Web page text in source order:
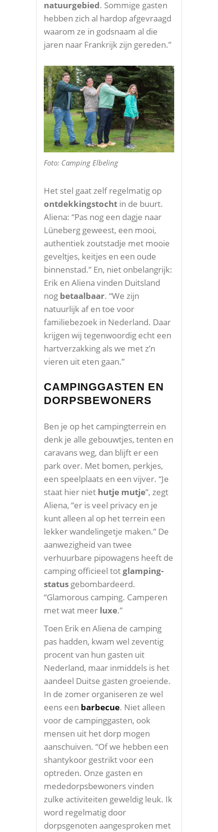
natuurgebied. Sommige gasten
hebben zich al hardop afgevraagd
waarom ze in godsnaam al die
jaren naar Frankrijk zijn gereden.”
Foto: Camping Elbeling
Het stel gaat zelf regelmatig op
ontdekkingstocht in de buurt.
Aliena: “Pas nog een dagje naar
Lüneberg geweest, een mooi,
authentiek zoutstadje met mooie
geveltjes, keitjes en een oude
binnenstad.” En, niet onbelangrijk:
Erik en Aliena vinden Duitsland
nog betaalbaar. “We zijn
natuurlijk af en toe voor
familiebezoek in Nederland. Daar
krijgen wij tegenwoordig echt een
hartverzakking als we met z’n
vieren uit eten gaan.”
CAMPINGGASTEN EN
DORPSBEWONERS
Ben je op het campingterrein en
denk je alle gebouwtjes, tenten en
caravans weg, dan blijft er een
park over. Met bomen, perkjes,
een speelplaats en een vijver. “Je
staat hier niet hutje mutje”, zegt
Aliena, “er is veel privacy en je
kunt alleen al op het terrein een
lekker wandelingetje maken.” De
aanwezigheid van twee
verhuurbare pipowagens heeft de
camping officieel totglamping-
status gebombardeerd.
“Glamorous camping. Camperen
met wat meer luxe.”
Toen Erik en Aliena de camping
pas hadden, kwam wel zeventig
procent van hun gasten uit
Nederland, maar inmiddels is het
aandeel Duitse gasten groeiende.
In de zomer organiseren ze wel
eens een barbecue. Niet alleen
voor de campinggasten, ook
mensen uit het dorp mogen
aanschuiven. “Of we hebben een
shantykoor gestrikt voor een
optreden. Onze gasten en
mededorpsbewoners vinden
zulke activiteiten geweldig leuk. Ik
word regelmatig door
dorpsgenoten aangesproken met